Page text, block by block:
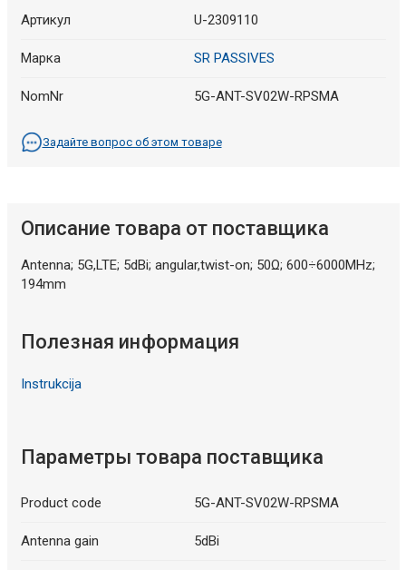
Артикул U-2309110
Марка SR PASSIVES
NomNr 5G-ANT-SV02W-RPSMA
Задайте вопрос об этом товаре
Описание товара от поставщика
Antenna; 5G,LTE; 5dBi; angular,twist-on; 50Ω; 600÷6000MHz;
194mm
Полезная информация
Instrukcija
Параметры товара поставщика
Product code 5G-ANT-SV02W-RPSMA
Antenna gain 5dBi